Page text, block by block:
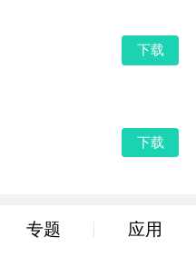
下载
下载
专题 应用